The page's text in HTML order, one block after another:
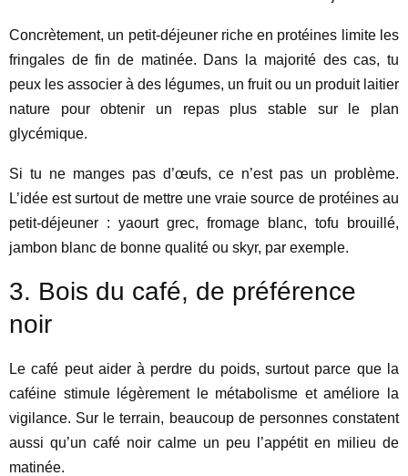
Concrètement, un petit-déjeuner riche en protéines limite les
fringales de fin de matinée. Dans la majorité des cas, tu
peux les associer à des légumes, un fruit ou un produit laitier
nature pour obtenir un repas plus stable sur le plan
glycémique.
Si tu ne manges pas d’œufs, ce n’est pas un problème.
L’idée est surtout de mettre une vraie source de protéines au
petit-déjeuner : yaourt grec, fromage blanc, tofu brouillé,
jambon blanc de bonne qualité ou skyr, par exemple.
3. Bois du café, de préférence
noir
Le café peut aider à perdre du poids, surtout parce que la
caféine stimule légèrement le métabolisme et améliore la
vigilance. Sur le terrain, beaucoup de personnes constatent
aussi qu’un café noir calme un peu l’appétit en milieu de
matinée.